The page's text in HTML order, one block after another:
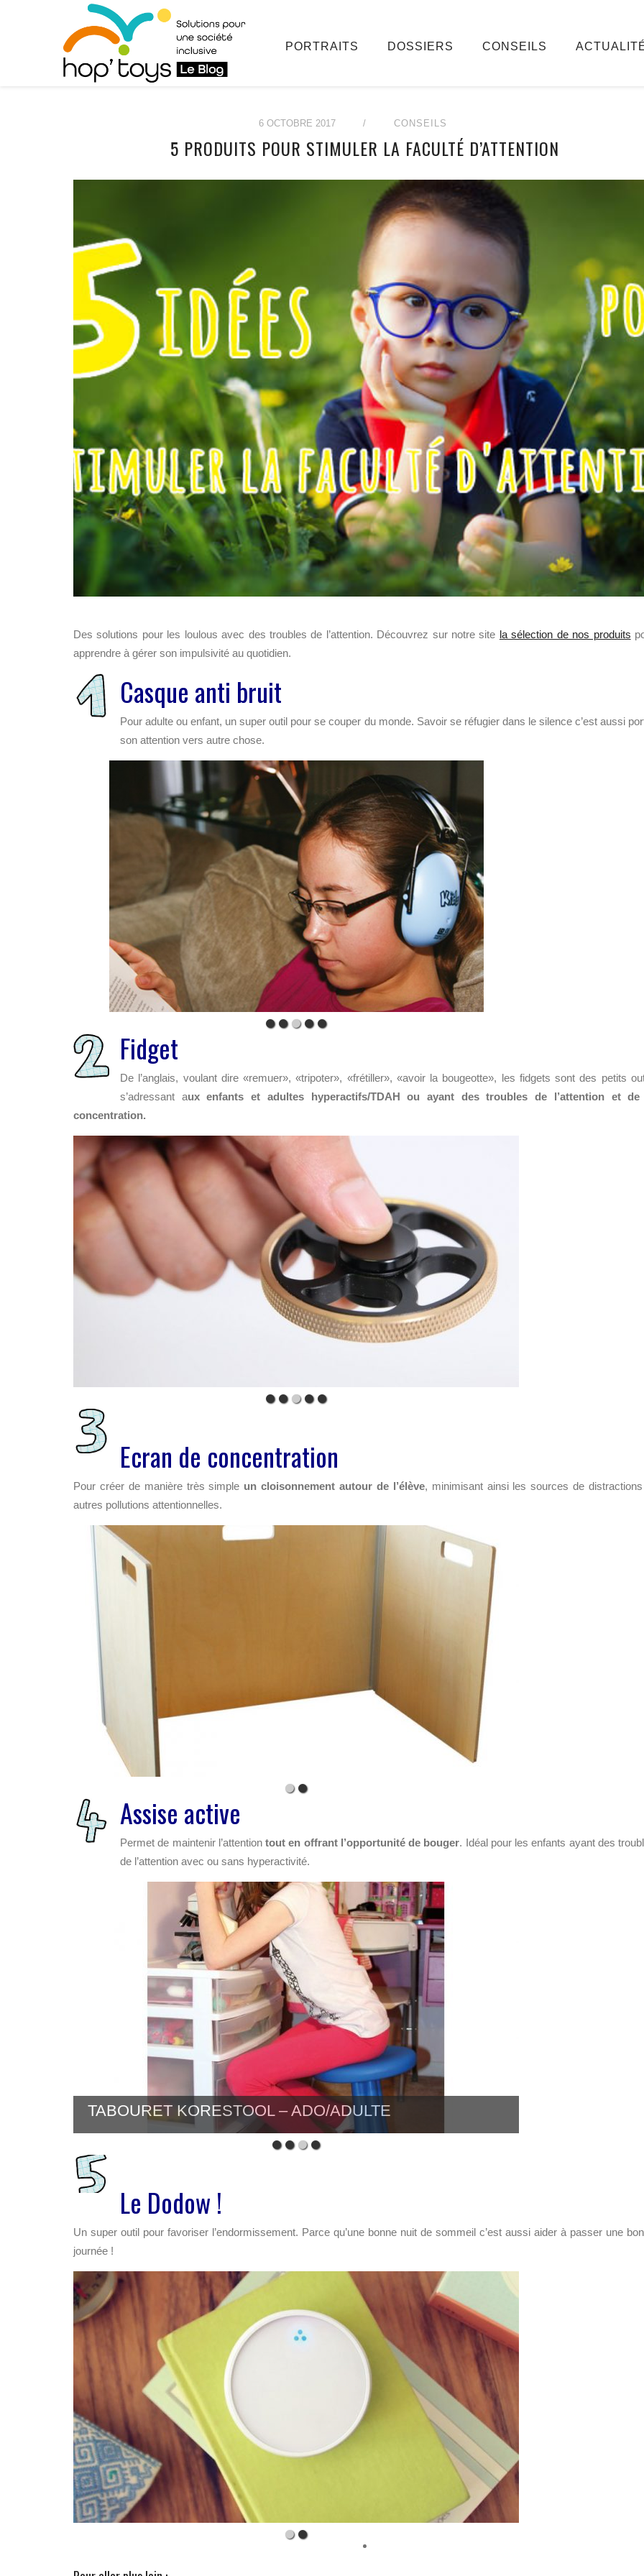
PORTRAITS DOSSIERS CONSEILS
6 OCTOBRE 2017 / CONSEILS
5 PRODUITS POUR STIMULER LA FACULTÉ D’ATTENTION
Des solutions pour les loulous avec des troubles de l’attention. Découvrez sur notre site la sélection de nos produits
apprendre à gérer son impulsivité au quotidien.
Casque anti bruit
Pour adulte ou enfant, un super outil pour se couper du monde. Savoir se réfugier dans le silence c’est aussi
son attention vers autre chose.
Fidget
De l’anglais, voulant dire «remuer», «tripoter», «frétiller», «avoir la bougeotte», les fidgets sont des petits
s’adressant aux enfants et adultes hyperactifs/TDAH ou ayant des troubles de l’attention et
concentration.
Ecran de concentration
Pour créer de manière très simple un cloisonnement autour de l’élève, minimisant ainsi les sources de
autres pollutions attentionnelles.
Assise active
Permet de maintenir l’attentiontout en offrant l’opportunité de bouger. Idéal pour les enfants ayant des
de l’attention avec ou sans hyperactivité.
Le Dodow !
Un super outil pour favoriser l’endormissement. Parce qu’une bonne nuit de sommeil c’est aussi aider à passer une
journée !